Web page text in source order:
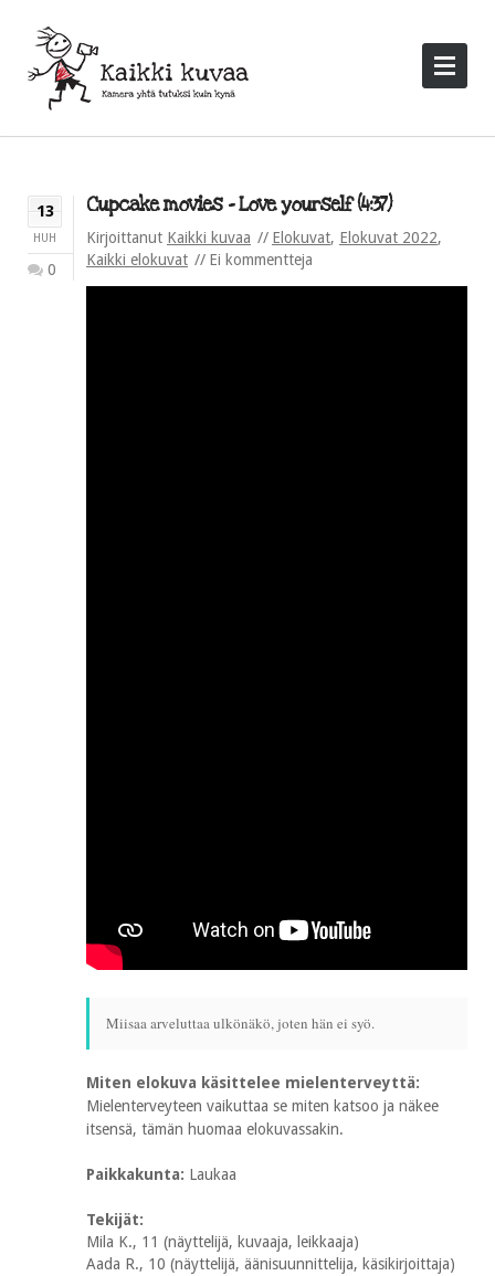
13
HUH
0
Cupcake movies – Love yourself (4:37)
Kirjoittanut Kaikki kuvaa Elokuvat, Elokuvat 2022,
Kaikki elokuvat
Ei kommentteja
Miisaa arveluttaa ulkönäkö, joten hän ei syö.
Miten elokuva käsittelee mielenterveyttä:
Mielenterveyteen vaikuttaa se miten katsoo ja näkee
itsensä, tämän huomaa elokuvassakin.
Paikkakunta: Laukaa
Tekijät:
Mila K., 11 (näyttelijä, kuvaaja, leikkaaja)
Aada R., 10 (näyttelijä, äänisuunnittelija, käsikirjoittaja)